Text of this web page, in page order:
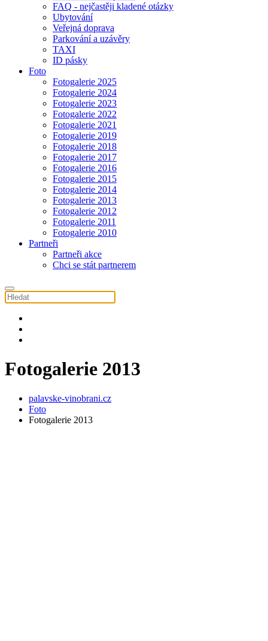
FAQ - nejčastěji kladené otázky
Ubytování
Veřejná doprava
Parkování a uzávěry
TAXI
ID pásky
Foto
Fotogalerie 2025
Fotogalerie 2024
Fotogalerie 2023
Fotogalerie 2022
Fotogalerie 2021
Fotogalerie 2019
Fotogalerie 2018
Fotogalerie 2017
Fotogalerie 2016
Fotogalerie 2015
Fotogalerie 2014
Fotogalerie 2013
Fotogalerie 2012
Fotogalerie 2011
Fotogalerie 2010
Partneři
Partneři akce
Chci se stát partnerem
Fotogalerie 2013
palavske-vinobrani.cz
Foto
Fotogalerie 2013